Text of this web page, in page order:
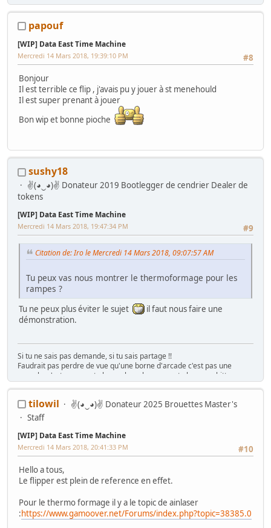
1982 - Jeutel Neo Geo 16/9 - Simulateur Twin Konami "Midnight Run
Jeu/Système de jeu:
Console:Nintendo SNES 2CHIP, SNES 1CHIP-02 + 43 jeux
papouf
[WIP] Data East Time Machine
#8
Mercredi 14 Mars 2018, 19:39:10 PM
Bonjour
Il est terrible ce flip , j'avais pu y jouer à st menehould
Il est super prenant à jouer
Bon wip et bonne pioche
sushy18
✌(◕‿◕)✌ Donateur 2019 Bootlegger de cendrier Dealer de
tokens
[WIP] Data East Time Machine
#9
Mercredi 14 Mars 2018, 19:47:34 PM
Citation de: Iro le Mercredi 14 Mars 2018, 09:07:57 AM
Tu peux vas nous montrer le thermoformage pour les
rampes ?
Tu ne peux plus éviter le sujet
il faut nous faire une
démonstration.
Si tu ne sais pas demande, si tu sais partage !!
Faudrait pas perdre de vue qu'une borne d'arcade c'est pas une
console, c'est rarement plug n play, plus souvent plug n pschitt...
(Funkycochise 2008)
tilowil
✌(◕‿◕)✌ Donateur 2025 Brouettes Master's
Staff
[WIP] Data East Time Machine
#10
Mercredi 14 Mars 2018, 20:41:33 PM
Hello a tous,
Le flipper est plein de reference en effet.
Pour le thermo formage il y a le topic de ainlaser
:https://www.gamoover.net/Forums/index.php?topic=38385.0